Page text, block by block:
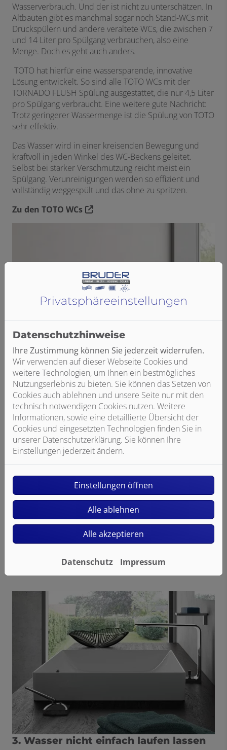
Wasserverbrauch. Und der ist nicht zu unterschätzen. In
Altbauten gibt es manchmal sogar noch Stand-WCs mit
Druckspülern und andere veraltete WCs, die zwischen 7
und 14 Liter pro Spülgang verbrauchen, also eine
Menge. Doch es geht auch anders.
TOTO hat hierfür eine wassersparende, innovative
Lösung entwickelt. So sind alle TOTO WCs mit der
TORNADO FLUSH Spülung ausgestattet, die nur 4,5 Liter
pro Spülgang verbraucht. Eine weitere gute Nachricht:
Trotz geringerer Wassermenge ist die Spülung von TOTO
sehr effektiv.
Das Wasser wird in einer kreisenden Bewegung und
kraftvoll in jeden Winkel des WC-Beckens geleitet.
Selbst bei starker Verschmutzung reicht meist ein
Spülgang. Verunreinigungen werden so effizient und
vollständig weggespült und das ohne zu spritzen.
Zu den TOTO WCs
3. Wasser nicht einfach laufen lassen
Privatsphäre­einstellungen
Datenschutzhinweise
Ihre Zustimmung können Sie jederzeit widerrufen.
Wir verwenden auf dieser Webseite Cookies und
weitere Technologien, um Ihnen ein bestmögliches
Nutzungserlebnis zu bieten. Sie können das Setzen von
Cookies auch ablehnen und unsere Seite nur mit den
technisch notwendigen Cookies nutzen. Weitere
Informationen, sowie eine detaillierte Übersicht der
Cookies und eingesetzten Technologien finden Sie in
unserer Datenschutzerklärung. Sie können Ihre
Einstellungen jederzeit ändern.
Einstellungen öffnen
Alle ablehnen
Alle akzeptieren
Datenschutz Impressum